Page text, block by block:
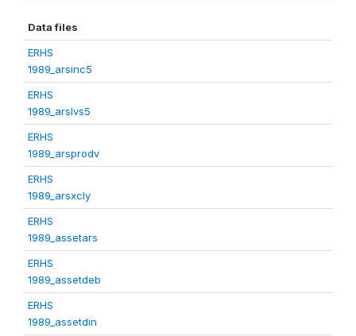
Data files
ERHS
1989_arsinc5
ERHS
1989_arslvs5
ERHS
1989_arsprodv
ERHS
1989_arsxcly
ERHS
1989_assetars
ERHS
1989_assetdeb
ERHS
1989_assetdin